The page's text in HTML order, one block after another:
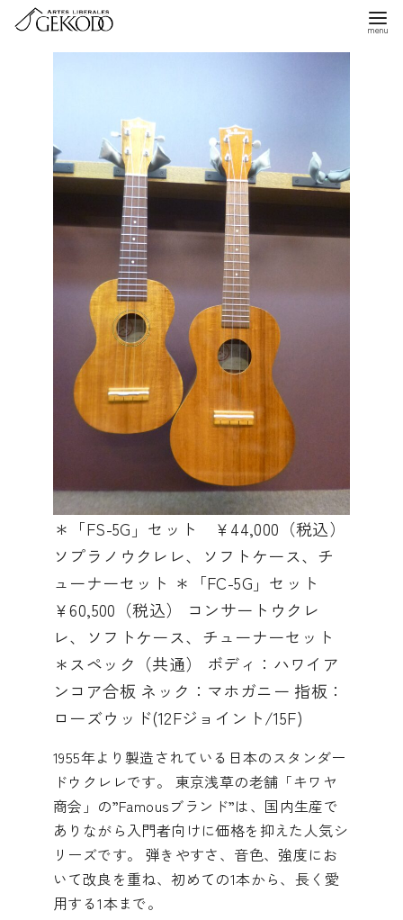
＊「FS-5G」セット ￥44,000（税込）
ソプラノウクレレ、ソフトケース、チ
ューナーセット ＊「FC-5G」セット
￥60,500（税込） コンサートウクレ
レ、ソフトケース、チューナーセット
＊スペック（共通） ボディ：ハワイア
ンコア合板 ネック：マホガニー 指板：
ローズウッド(12Fジョイント/15F)
1955年より製造されている日本のスタンダー
ドウクレレです。 東京浅草の老舗「キワヤ
商会」の”Famousブランド”は、国内生産で
ありながら入門者向けに価格を抑えた人気シ
リーズです。 弾きやすさ、音色、強度にお
いて改良を重ね、初めての1本から、長く愛
用する1本まで。